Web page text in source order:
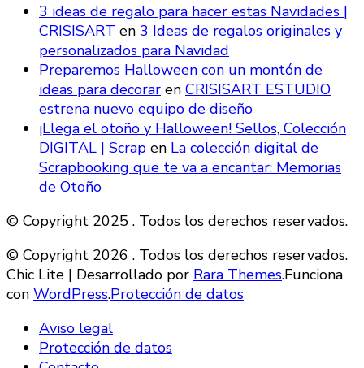
3 ideas de regalo para hacer estas Navidades |
CRISISART en 3 Ideas de regalos originales y
personalizados para Navidad
Preparemos Halloween con un montón de
ideas para decorar en CRISISART ESTUDIO
estrena nuevo equipo de diseño
¡Llega el otoño y Halloween! Sellos, Colección
DIGITAL | Scrap en La colección digital de
Scrapbooking que te va a encantar: Memorias
de Otoño
© Copyright 2025 . Todos los derechos reservados.
© Copyright 2026 . Todos los derechos reservados.
Chic Lite | Desarrollado por Rara Themes.Funciona
con WordPress.Protección de datos
Aviso legal
Protección de datos